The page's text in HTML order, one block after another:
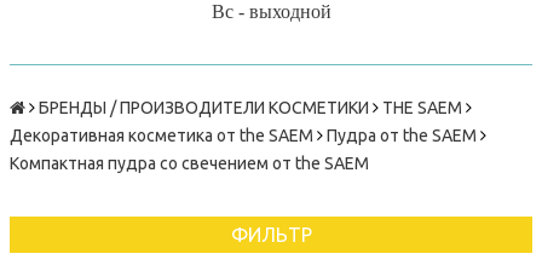
Вс - выходной
БРЕНДЫ / ПРОИЗВОДИТЕЛИ КОСМЕТИКИ
THE SAEM
Декоративная косметика от the SAEM
Пудра от the SAEM
Компактная пудра со свечением от the SAEM
ФИЛЬТР